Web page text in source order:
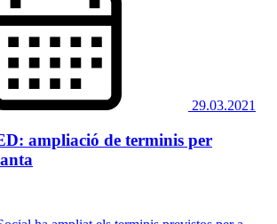
29.03.2021
ampliació de terminis per